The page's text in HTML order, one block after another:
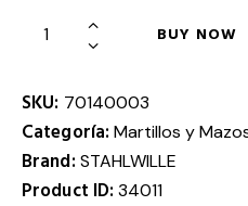
BUY NOW
SKU: 70140003
Categoría:Martillos y
Brand: STAHLWILLE
Product ID:34011